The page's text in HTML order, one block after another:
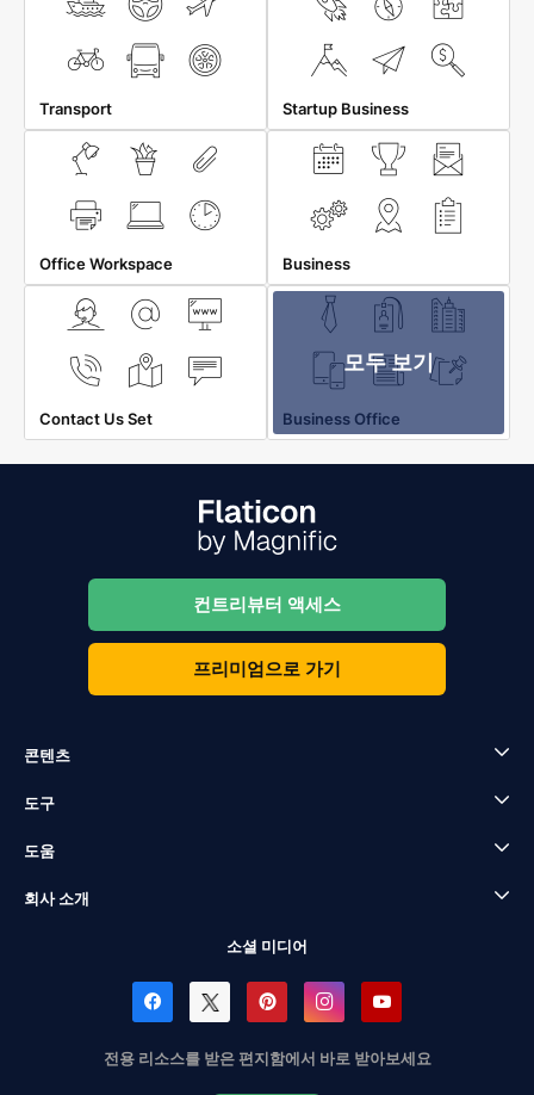
Transport Startup Business
Office Workspace Business
Contact Us Set
모두 보기
Business Office
컨트리뷰터 액세스
프리미엄으로 가기
콘텐츠
도구
도움
회사 소개
소셜 미디어
전용 리소스를 받은 편지함에서 바로 받아보세요